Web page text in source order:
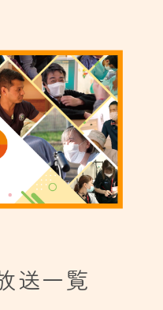
送一覧